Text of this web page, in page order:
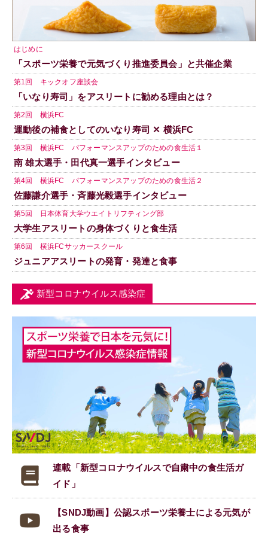
はじめに
「スポーツ栄養で元気づくり推進委員会」と共催企業
第1回 キックオフ座談会
「いなり寿司」をアスリートに勧める理由とは？
第2回 横浜FC
運動後の補食としてのいなり寿司 ✕ 横浜FC
第3回 横浜FC パフォーマンスアップのための食生活１
南 雄太選手・田代真一選手インタビュー
第4回 横浜FC パフォーマンスアップのための食生活２
佐藤謙介選手・斉藤光毅選手インタビュー
第5回 日本体育大学ウエイトリフティング部
大学生アスリートの身体づくりと食生活
第6回 横浜FCサッカースクール
ジュニアアスリートの発育・発達と食事
新型コロナウイルス感染症
連載「新型コロナウイルスで自粛中の食生活ガ
イド」
【SNDJ動画】公認スポーツ栄養士による元気が
出る食事